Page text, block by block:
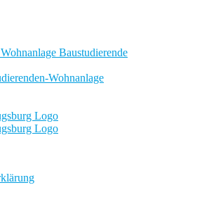
Baustudierende
Wohnanlage